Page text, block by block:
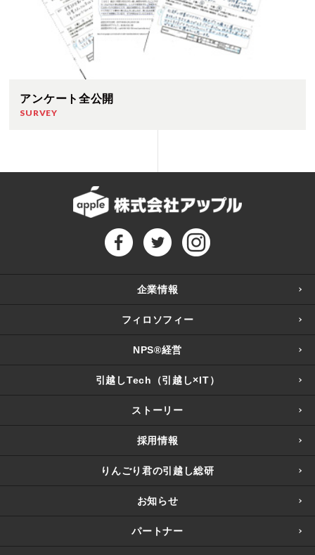
アンケート全公開
SURVEY
企業情報
フィロソフィー
NPS®経営
引越しTech（引越し×IT）
ストーリー
採用情報
りんごり君の引越し総研
お知らせ
パートナー